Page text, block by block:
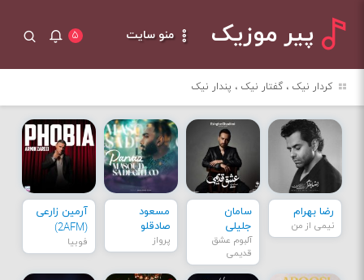
پیر موزیک منو سایت ۵
کردار نیک ، گفتار نیک ، پندار نیک
رضا بهرام
نیمی از من
سامان
جلیلی
آلبوم عشق
قدیمی
مسعود
صادقلو
پرواز
آرمین زارعی
(2AFM)
فوبیا